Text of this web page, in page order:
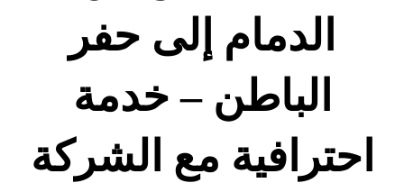
الدمام إلى حفر
الباطن – خدمة
احترافية مع الشركة